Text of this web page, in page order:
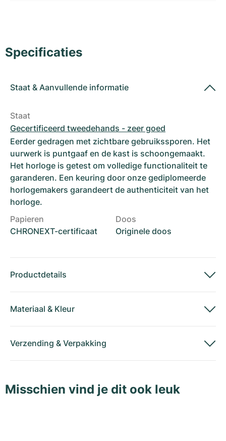
Specificaties
Staat & Aanvullende informatie
Staat
Gecertificeerd tweedehands - zeer goed
Eerder gedragen met zichtbare gebruikssporen. Het
uurwerk is puntgaaf en de kast is schoongemaakt.
Het horloge is getest om volledige functionaliteit te
garanderen. Een keuring door onze gediplomeerde
horlogemakers garandeert de authenticiteit van het
horloge.
Papieren
CHRONEXT-certificaat
Doos
Originele doos
Productdetails
Materiaal & Kleur
Verzending & Verpakking
Misschien vind je dit ook leuk